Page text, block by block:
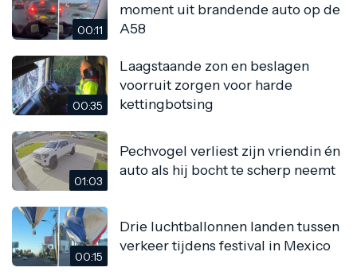
00:11
moment uit brandende auto op de
A58
00:35
Laagstaande zon en beslagen
voorruit zorgen voor harde
kettingbotsing
01:03
Pechvogel verliest zijn vriendin én
auto als hij bocht te scherp neemt
00:15
Drie luchtballonnen landen tussen
verkeer tijdens festival in Mexico